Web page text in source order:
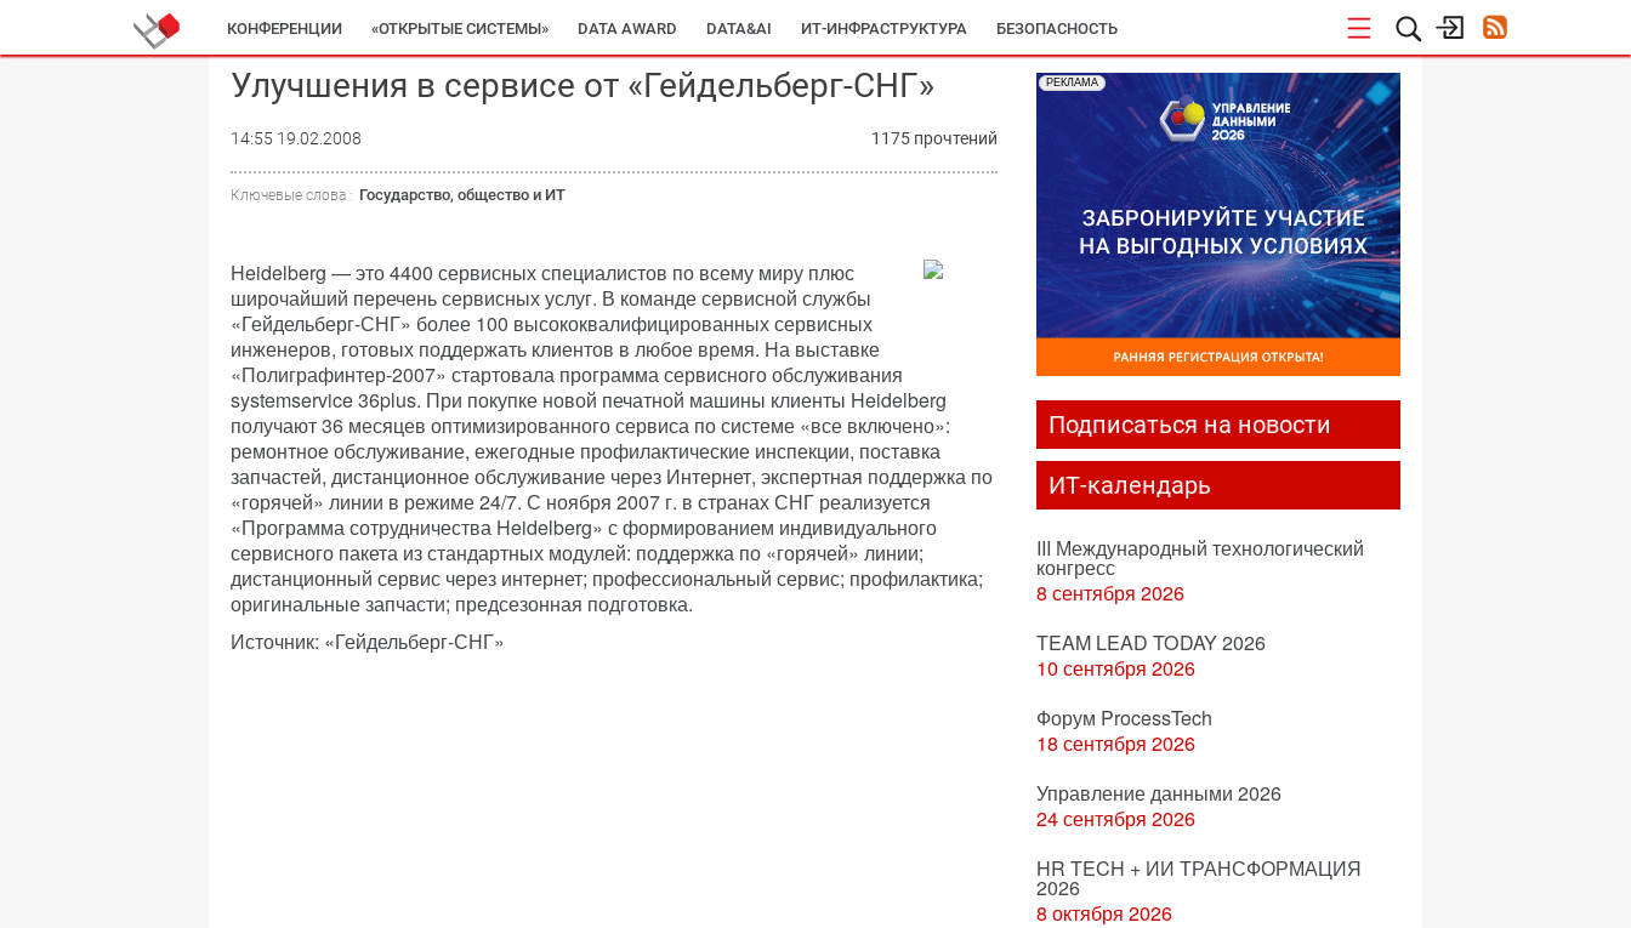
КОНФЕРЕНЦИИ «ОТКРЫТЫЕ СИСТЕМЫ» DATA AWARD DATA&AI ИТ-ИНФРАСТРУКТУРА БЕЗОПАСНОСТЬ
Улучшения в сервисе от «Гейдельберг-СНГ»
14:55 19.02.2008 1175 прочтений
Ключевые слова : Государство, общество и ИТ
Heidelberg — это 4400 сервисных специалистов по всему миру плюс
широчайший перечень сервисных услуг. В команде сервисной службы
«Гейдельберг-СНГ» более 100 высококвалифицированных сервисных
инженеров, готовых поддержать клиентов в любое время. На выставке
«Полиграфинтер-2007» стартовала программа сервисного обслуживания
systemservice 36plus. При покупке новой печатной машины клиенты Heidelberg
получают 36 месяцев оптимизированного сервиса по системе «все включено»:
ремонтное обслуживание, ежегодные профилактические инспекции, поставка
запчастей, дистанционное обслуживание через Интернет, экспертная поддержка по
«горячей» линии в режиме 24/7. С ноября 2007 г. в странах СНГ реализуется
«Программа сотрудничества Heidelberg» с формированием индивидуального
сервисного пакета из стандартных модулей: поддержка по «горячей» линии;
дистанционный сервис через интернет; профессиональный сервис; профилактика;
оригинальные запчасти; предсезонная подготовка.
Источник: «Гейдельберг-СНГ»
РЕКЛАМА
Подписаться на новости
ИТ-календарь
III Международный технологический
конгресс
8 сентября 2026
TEAM LEAD TODAY 2026
10 сентября 2026
Форум ProcessTech
18 сентября 2026
Управление данными 2026
24 сентября 2026
HR TECH + ИИ ТРАНСФОРМАЦИЯ
2026
8 октября 2026